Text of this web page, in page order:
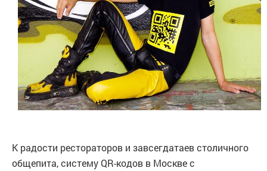
К радости рестораторов и завсегдатаев столичного
общепита, систему QR-кодов в Москве с